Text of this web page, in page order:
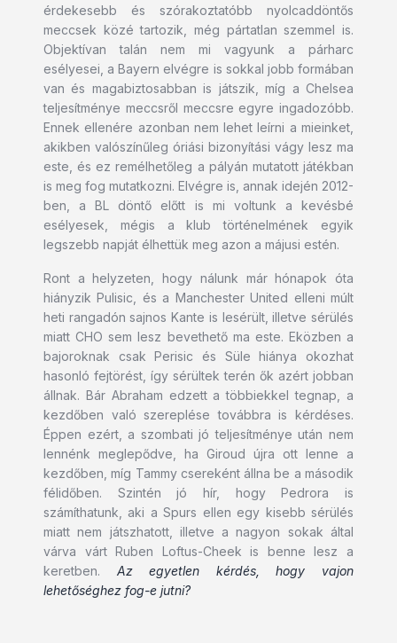
érdekesebb és szórakoztatóbb nyolcaddöntős
meccsek közé tartozik, még pártatlan szemmel is.
Objektívan talán nem mi vagyunk a párharc
esélyesei, a Bayern elvégre is sokkal jobb formában
van és magabiztosabban is játszik, míg a Chelsea
teljesítménye meccsről meccsre egyre ingadozóbb.
Ennek ellenére azonban nem lehet leírni a mieinket,
akikben valószínűleg óriási bizonyítási vágy lesz ma
este, és ez remélhetőleg a pályán mutatott játékban
is meg fog mutatkozni. Elvégre is, annak idején 2012-
ben, a BL döntő előtt is mi voltunk a kevésbé
esélyesek, mégis a klub történelmének egyik
legszebb napját élhettük meg azon a májusi estén.
Ront a helyzeten, hogy nálunk már hónapok óta
hiányzik Pulisic, és a Manchester United elleni múlt
heti rangadón sajnos Kante is lesérült, illetve sérülés
miatt CHO sem lesz bevethető ma este. Eközben a
bajoroknak csak Perisic és Süle hiánya okozhat
hasonló fejtörést, így sérültek terén ők azért jobban
állnak. Bár Abraham edzett a többiekkel tegnap, a
kezdőben való szereplése továbbra is kérdéses.
Éppen ezért, a szombati jó teljesítménye után nem
lennénk meglepődve, ha Giroud újra ott lenne a
kezdőben, míg Tammy csereként állna be a második
félidőben. Szintén jó hír, hogy Pedrora is
számíthatunk, aki a Spurs ellen egy kisebb sérülés
miatt nem játszhatott, illetve a nagyon sokak által
várva várt Ruben Loftus-Cheek is benne lesz a
keretben. Az egyetlen kérdés, hogy vajon
lehetőséghez fog-e jutni?